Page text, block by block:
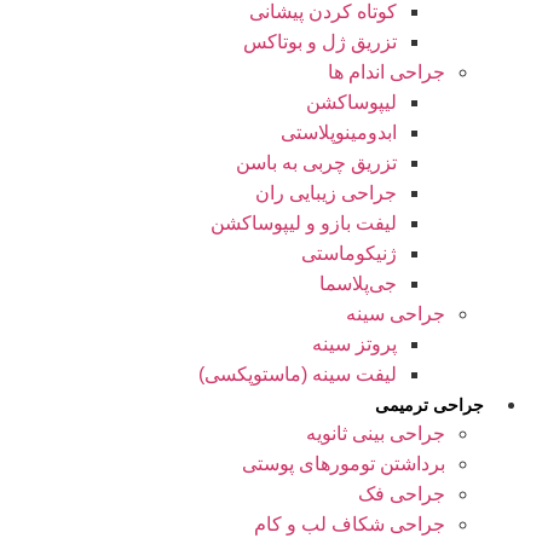
کوتاه کردن پیشانی
تزریق ژل و بوتاکس
جراحی اندام ها
لیپوساکشن
ابدومینوپلاستی
تزریق چربی به باسن
جراحی زیبایی ران
لیفت بازو و لیپوساکشن
ژنیکوماستی
جی‌پلاسما
جراحی سینه
پروتز سینه
لیفت سینه (ماستوپکسی)
جراحی ترمیمی
جراحی بینی ثانویه
برداشتن تومورهای پوستی
جراحی فک
جراحی شکاف لب و کام